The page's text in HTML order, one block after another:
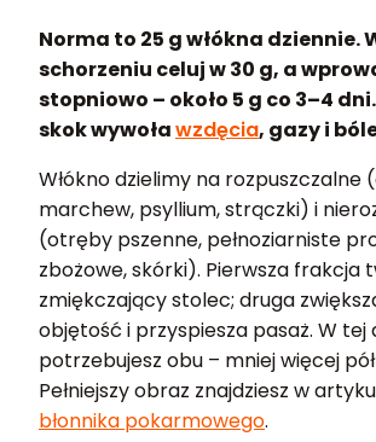
Norma to 25 g włókna dziennie.
schorzeniu celuj w 30 g, a
stopniowo – około 5 g co 3–4
skok wywoławzdęcia, gazy i
Włókno dzielimy na rozpuszczalne
marchew, psyllium, strączki) i
(otręby pszenne, pełnoziarniste
zbożowe, skórki). Pierwsza frakcja
zmiękczający stolec; druga
objętość i przyspiesza pasaż. W tej
potrzebujesz obu – mniej więcej
Pełniejszy obraz znajdziesz w
błonnika pokarmowego.